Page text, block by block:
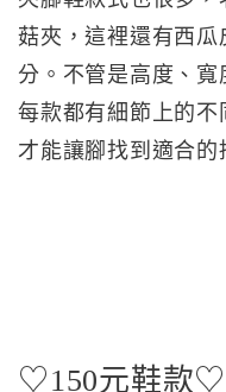
菇夾，這裡還有西
分。不管是高度、寬
每款都有細節上的不
才能讓腳找到適合的
♡150元鞋款♡